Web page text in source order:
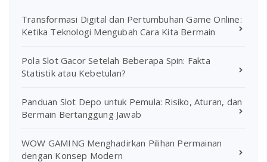
Transformasi Digital dan Pertumbuhan Game Online:
Ketika Teknologi Mengubah Cara Kita Bermain
Pola Slot Gacor Setelah Beberapa Spin: Fakta
Statistik atau Kebetulan?
Panduan Slot Depo untuk Pemula: Risiko, Aturan, dan
Bermain Bertanggung Jawab
WOW GAMING Menghadirkan Pilihan Permainan
dengan Konsep Modern